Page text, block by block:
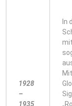
1928
–
1935
In